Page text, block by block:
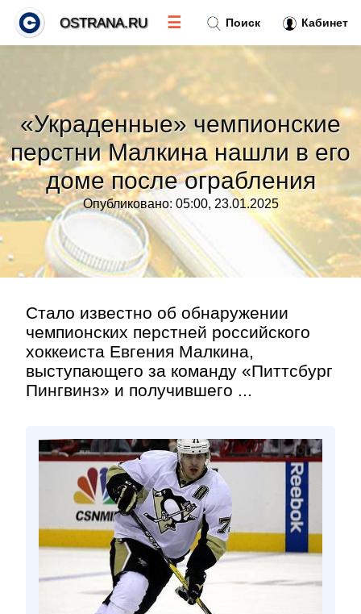
«Украденные» чемпионские
перстни Малкина нашли в его
доме после ограбления
Опубликовано: 05:00, 23.01.2025
Стало известно об обнаружении
чемпионских перстней российского
хоккеиста Евгения Малкина,
выступающего за команду «Питтсбург
Пингвинз» и получившего ...
Поиск Кабинет
OSTRANA.RU ☰
Тренды новостей»
Рубрики»
Правила
Контакт»